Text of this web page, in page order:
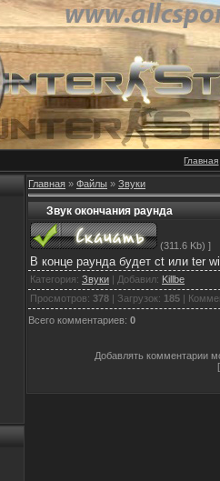
Главная
Главная » Файлы » Звуки
Звук окончания раунда
(311.6 Kb) ]
В конце раунда будет ct или ter
Категория: Звуки | Добавил: Killbe
Просмотров: 378 | Загрузок: 185 |
Всего комментариев: 0
Добавлять комментарии